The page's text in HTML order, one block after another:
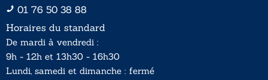
01 76 50 38 88
Horaires du standard
De mardi à vendredi :
9h - 12h et 13h30 - 16h30
Lundi, samedi et dimanche : fermé